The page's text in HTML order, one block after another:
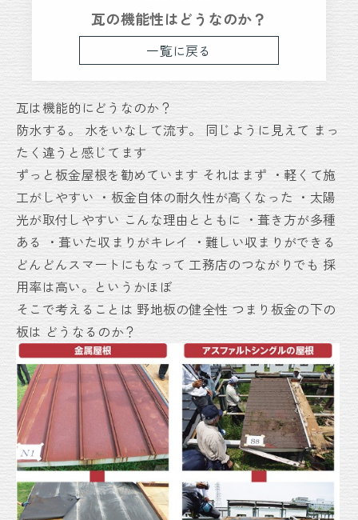
瓦の機能性はどうなのか？
一覧に戻る
瓦は機能的にどうなのか？
防水する。水をいなして流す。 同じように見えて まっ
たく違うと感じてます
ずっと板金屋根を勧めています それはまず ・軽くて施
工がしやすい ・板金自体の耐久性が高くなった ・太陽
光が取付しやすい こんな理由とともに ・葺き方が多種
ある ・葺いた収まりがキレイ
・難しい収まりができる
どんどんスマートにもなって 工務店のつながりでも 採
用率は高い。というかほぼ
そこで考えることは 野地板の健全性 つまり板金の下の
板は どうなるのか？